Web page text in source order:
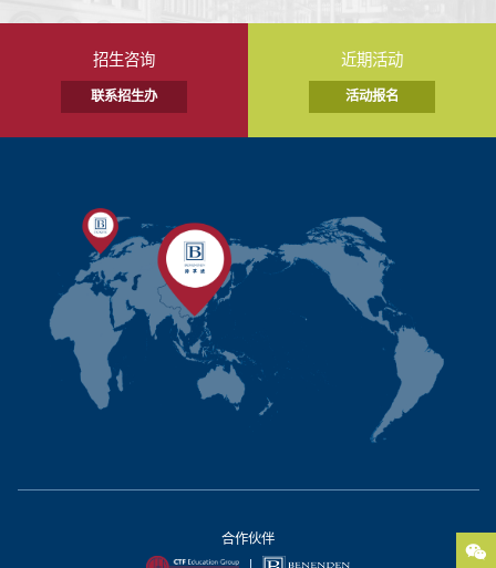
招生咨询
联系招生办
近期活动
活动报名
合作伙伴